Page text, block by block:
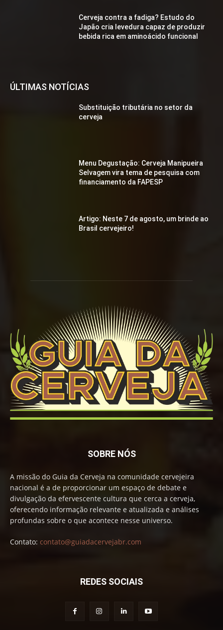
Cerveja contra a fadiga? Estudo do
Japão cria levedura capaz de produzir
bebida rica em aminoácido funcional
ÚLTIMAS NOTÍCIAS
Substituição tributária no setor da
cerveja
Menu Degustação: Cerveja Manipueira
Selvagem vira tema de pesquisa com
financiamento da FAPESP
Artigo: Neste 7 de agosto, um brinde ao
Brasil cervejeiro!
SOBRE NÓS
A missão do Guia da Cerveja na comunidade cervejeira
nacional é a de proporcionar um espaço de debate e
divulgação da efervescente cultura que cerca a cerveja,
oferecendo informação relevante e atualizada e análises
profundas sobre o que acontece nesse universo.
Contato: contato@guiadacervejabr.com
REDES SOCIAIS